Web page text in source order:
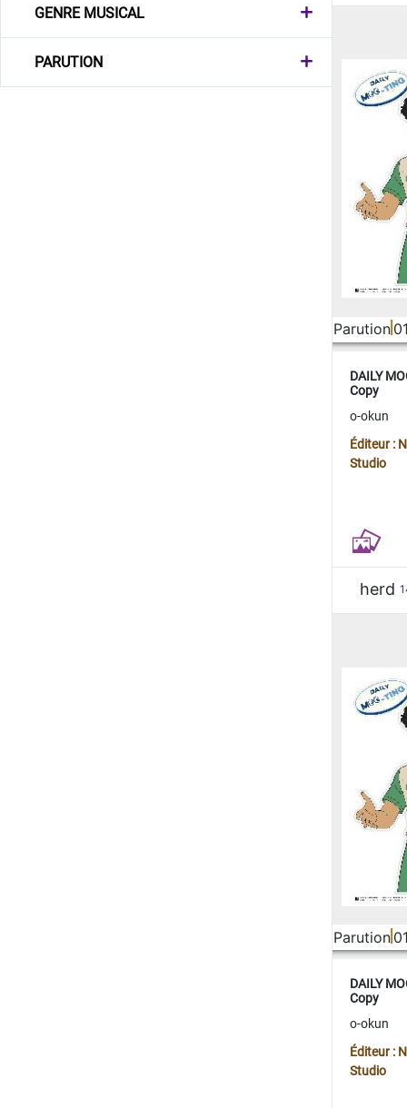
GENRE MUSICAL
PARUTION
Parution
DAILY
Copy
o-okun
Éditeur :
Studio
herd
Parution
DAILY
Copy
o-okun
Éditeur :
Studio